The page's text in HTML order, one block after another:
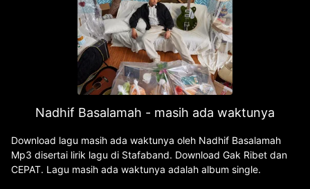
Nadhif Basalamah - masih ada waktunya
Download lagu masih ada waktunya oleh Nadhif Basalamah
Mp3 disertai lirik lagu di Stafaband. Download Gak Ribet dan
CEPAT. Lagu masih ada waktunya adalah album single.